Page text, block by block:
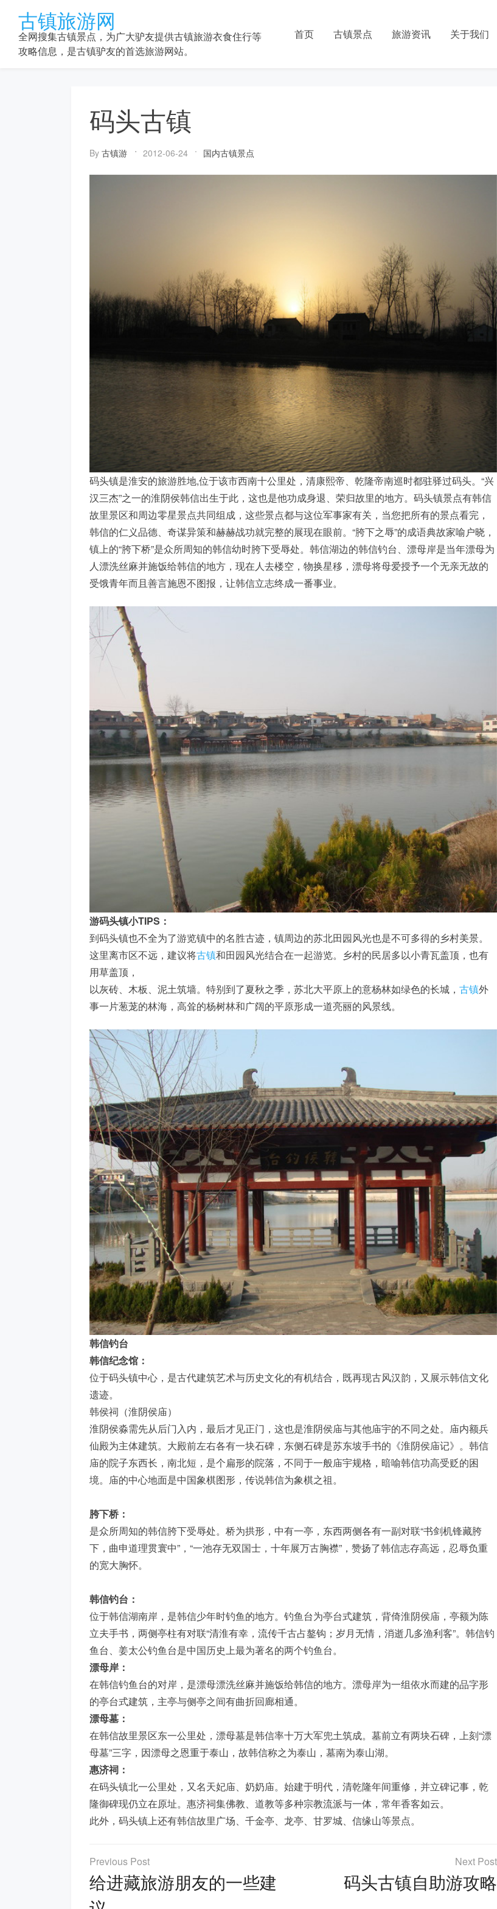
content
古镇旅游网
全网搜集古镇景点，为广大驴友提供古镇旅游衣食住行等
攻略信息，是古镇驴友的首选旅游网站。
首页 古镇景点 旅游资讯 关于我们
码头古镇
By 古镇游 2012-06-24 国内古镇景点
码头镇是淮安的旅游胜地,位于该市西南十公里处，清康熙帝、乾隆帝南巡时都驻驿过码头。“兴
汉三杰”之一的淮阴侯韩信出生于此，这也是他功成身退、荣归故里的地方。码头镇景点有韩信
故里景区和周边零星景点共同组成，这些景点都与这位军事家有关，当您把所有的景点看完，
韩信的仁义品德、奇谋异策和赫赫战功就完整的展现在眼前。“胯下之辱”的成语典故家喻户晓，
镇上的“胯下桥”是众所周知的韩信幼时胯下受辱处。韩信湖边的韩信钓台、漂母岸是当年漂母为
人漂洗丝麻并施饭给韩信的地方，现在人去楼空，物换星移，漂母将母爱授予一个无亲无故的
受饿青年而且善言施恩不图报，让韩信立志终成一番事业。
游码头镇小TIPS：
到码头镇也不全为了游览镇中的名胜古迹，镇周边的苏北田园风光也是不可多得的乡村美景。
这里离市区不远，建议将古镇和田园风光结合在一起游览。乡村的民居多以小青瓦盖顶，也有
用草盖顶，
以灰砖、木板、泥土筑墙。特别到了夏秋之季，苏北大平原上的意杨林如绿色的长城， 古镇外
事一片葱茏的林海，高耸的杨树林和广阔的平原形成一道亮丽的风景线。
韩信钓台
韩信纪念馆：
位于码头镇中心，是古代建筑艺术与历史文化的有机结合，既再现古风汉韵，又展示韩信文化
遗迹。
韩侯祠（淮阴侯庙）
淮阴侯淼需先从后门入内，最后才见正门，这也是淮阴侯庙与其他庙宇的不同之处。庙内额兵
仙殿为主体建筑。大殿前左右各有一块石碑，东侧石碑是苏东坡手书的《淮阴侯庙记》。韩信
庙的院子东西长，南北短，是个扁形的院落，不同于一般庙宇规格，暗喻韩信功高受贬的困
境。庙的中心地面是中国象棋图形，传说韩信为象棋之祖。
胯下桥：
是众所周知的韩信胯下受辱处。桥为拱形，中有一亭，东西两侧各有一副对联“书剑机锋藏胯
下，曲申道理贯寰中”，“一池存无双国士，十年展万古胸襟”，赞扬了韩信志存高远，忍辱负重
的宽大胸怀。
韩信钓台：
位于韩信湖南岸，是韩信少年时钓鱼的地方。钓鱼台为亭台式建筑，背倚淮阴侯庙，亭额为陈
立夫手书，两侧亭柱有对联“清淮有幸，流传千古占鏊钩；岁月无情，消逝几多渔利客”。韩信钓
鱼台、姜太公钓鱼台是中国历史上最为著名的两个钓鱼台。
漂母岸：
在韩信钓鱼台的对岸，是漂母漂洗丝麻并施饭给韩信的地方。漂母岸为一组依水而建的品字形
的亭台式建筑，主亭与侧亭之间有曲折回廊相通。
漂母墓：
在韩信故里景区东一公里处，漂母墓是韩信率十万大军兜土筑成。墓前立有两块石碑，上刻“漂
母墓”三字，因漂母之恩重于泰山，故韩信称之为泰山，墓南为泰山湖。
惠济祠：
在码头镇北一公里处，又名天妃庙、奶奶庙。始建于明代，清乾隆年间重修，并立碑记事，乾
隆御碑现仍立在原址。惠济祠集佛教、道教等多种宗教流派与一体，常年香客如云。
此外，码头镇上还有韩信故里广场、千金亭、龙亭、甘罗城、信缘山等景点。
文
章
导
给进藏旅游朋友的一些建
码头古镇自助游攻略